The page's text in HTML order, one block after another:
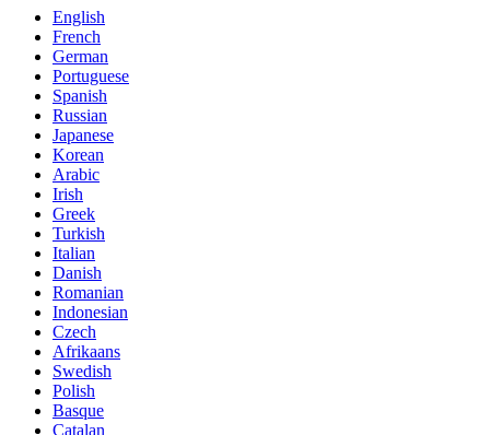
English
French
German
Portuguese
Spanish
Russian
Japanese
Korean
Arabic
Irish
Greek
Turkish
Italian
Danish
Romanian
Indonesian
Czech
Afrikaans
Swedish
Polish
Basque
Catalan